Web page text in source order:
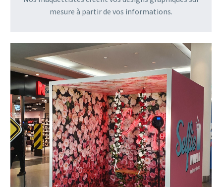
mesure à partir de vos informations.